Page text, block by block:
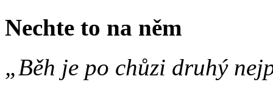
Nechte to na něm
„Běh je po chůzi druhý